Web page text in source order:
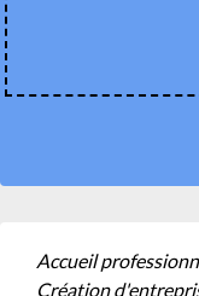
Accueil
Création